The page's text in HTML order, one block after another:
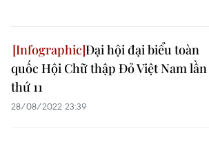
Đại hội đại biểu toàn
quốc Hội Chữ thập Đỏ Việt Nam lần
thứ 11
28/08/2022 23:39